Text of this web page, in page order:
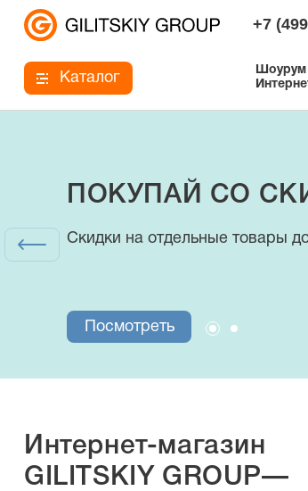
+7
Каталог Шоурум
ПОКУПАЙ СО
Скидки на отдельные товары
Посмотреть
Интернет-магазин
купальники, плавки и
Посмотреть
Интернет-магазин
GILITSKIY GROUP—